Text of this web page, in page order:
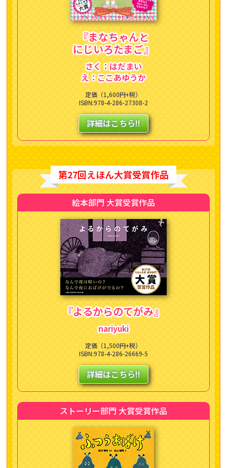
『まなちゃんと
にじいろたまご』
さく：はだまい
え：ここあゆうか
定価（1,600円+税）
ISBN:978-4-286-27308-2
詳細はこちら!!
第27回えほん大賞受賞作品
絵本部門 大賞受賞作品
『よるからのてがみ』
nariyuki
定価（1,500円+税）
ISBN:978-4-286-26669-5
詳細はこちら!!
ストーリー部門 大賞受賞作品